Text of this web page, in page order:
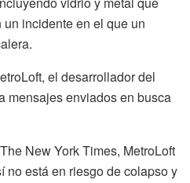
incidente en el que un
el desarrollador del
mensajes enviados en busca
New York Times, MetroLoft
no está en riesgo de colapso y